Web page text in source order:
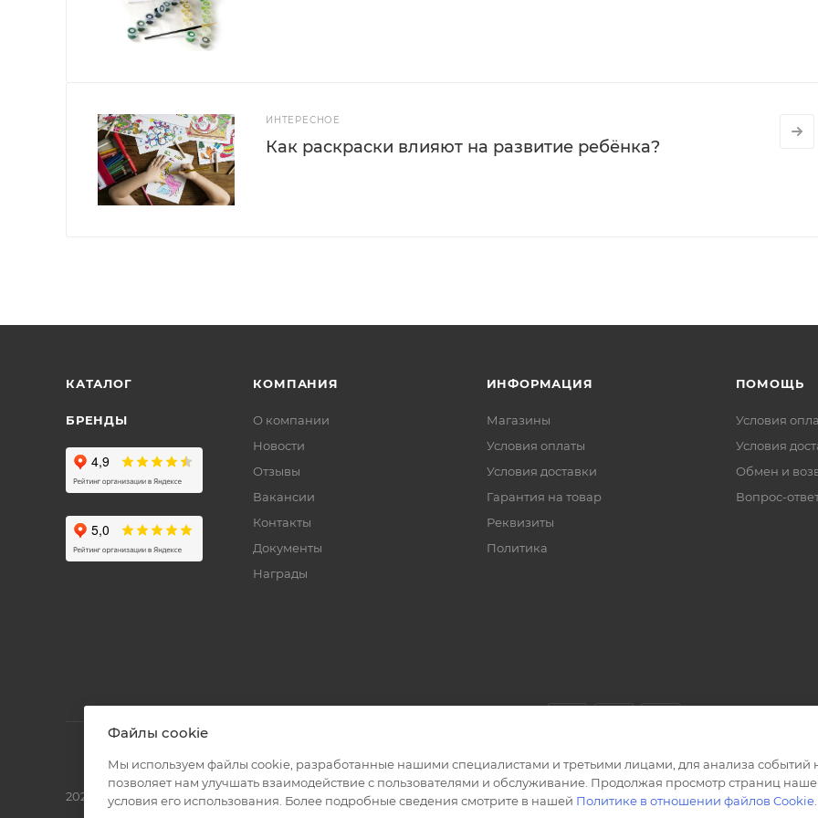
ИНТЕРЕСНОЕ
Как раскраски влияют на развитие ребёнка?
КАТАЛОГ
БРЕНДЫ
КОМПАНИЯ
О компании
Новости
Отзывы
Вакансии
Контакты
Документы
Награды
ИНФОРМАЦИЯ
Магазины
Условия оплаты
Условия доставки
Гарантия на товар
Реквизиты
Политика
ПОМОЩЬ
Условия
Условия
Обмен и
Вопрос-
2026 © Полиграф кит - интернет-магазин
Файлы cookie
Мы используем файлы cookie, разработанные нашими специалистами и третьими лицами, для анализа событий
позволяет нам улучшать взаимодействие с пользователями и обслуживание. Продолжая просмотр страниц
условия его использования. Более подробные сведения смотрите в нашей Политике в отношении файлов Cookie